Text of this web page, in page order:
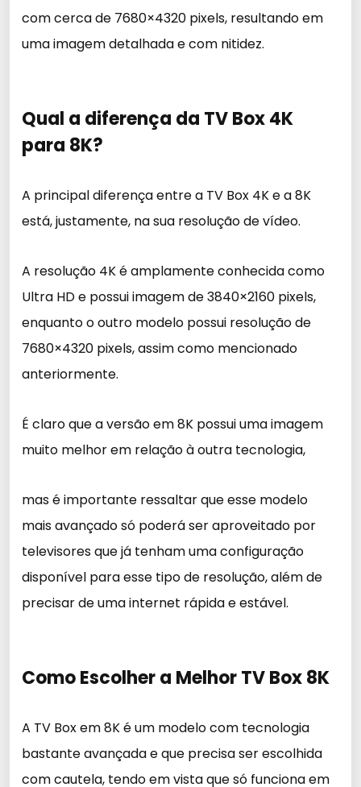
com cerca de 7680×4320 pixels, resultando em
uma imagem detalhada e com nitidez.
Qual a diferença da TV Box 4K
para 8K?
A principal diferença entre a TV Box 4K e a 8K
está, justamente, na sua resolução de vídeo.
A resolução 4K é amplamente conhecida como
Ultra HD e possui imagem de 3840×2160 pixels,
enquanto o outro modelo possui resolução de
7680×4320 pixels, assim como mencionado
anteriormente.
É claro que a versão em 8K possui uma imagem
muito melhor em relação à outra tecnologia,
mas é importante ressaltar que esse modelo
mais avançado só poderá ser aproveitado por
televisores que já tenham uma configuração
disponível para esse tipo de resolução, além de
precisar de uma internet rápida e estável.
Como Escolher a Melhor TV Box 8K
A TV Box em 8K é um modelo com tecnologia
bastante avançada e que precisa ser escolhida
com cautela, tendo em vista que só funciona em